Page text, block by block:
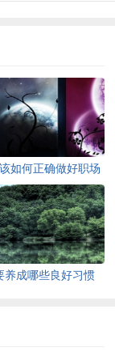
如何正确做好职场
规划
养成哪些良好习惯